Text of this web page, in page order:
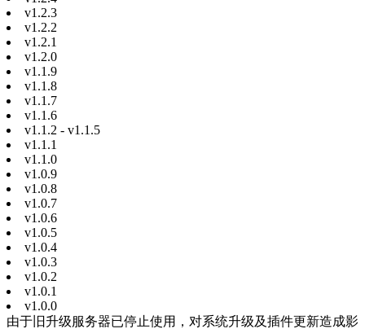
v1.2.3
v1.2.2
v1.2.1
v1.2.0
v1.1.9
v1.1.8
v1.1.7
v1.1.6
v1.1.2 - v1.1.5
v1.1.1
v1.1.0
v1.0.9
v1.0.8
v1.0.7
v1.0.6
v1.0.5
v1.0.4
v1.0.3
v1.0.2
v1.0.1
v1.0.0
由于旧升级服务器已停止使用，对系统升级及插件更新造成影